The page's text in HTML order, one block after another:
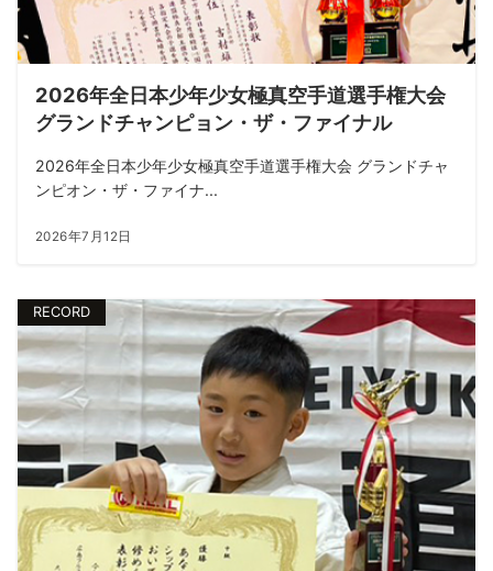
2026年全日本少年少女極真空手道選手権大会
グランドチャンピョン・ザ・ファイナル
2026年全日本少年少女極真空手道選手権大会 グランドチャ
ンピオン・ザ・ファイナ...
2026年7月12日
RECORD